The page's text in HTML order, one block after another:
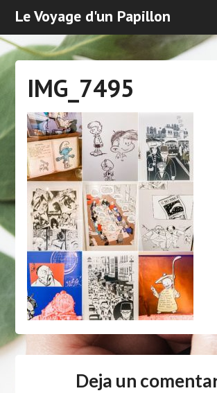
Le Voyage d'un Papillon
IMG_7495
Deja un